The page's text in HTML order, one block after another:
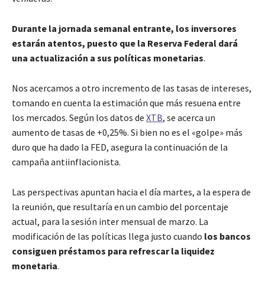
Durante la jornada semanal entrante, los inversores
estarán atentos, puesto que la Reserva Federal dará
una actualización a sus políticas monetarias.
Nos acercamos a otro incremento de las tasas de intereses,
tomando en cuenta la estimación que más resuena entre
los mercados. Según los datos de XTB, se acerca un
aumento de tasas de +0,25%. Si bien no es el «golpe» más
duro que ha dado la FED, asegura la continuación de la
campaña antiinflacionista.
Las perspectivas apuntan hacia el día martes, a la espera de
la reunión, que resultaría en un cambio del porcentaje
actual, para la sesión inter mensual de marzo. La
modificación de las políticas llega justo cuando los bancos
consiguen préstamos para refrescar la liquidez
monetaria.